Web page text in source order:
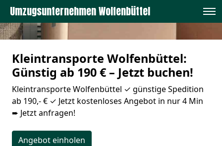
Umzugsunternehmen Wolfenbüttel
Kleintransporte Wolfenbüttel:
Günstig ab 190 € – Jetzt buchen!
Kleintransporte Wolfenbüttel ✓ günstige Spedition
ab 190,- € ✓ Jetzt kostenloses Angebot in nur 4 Min
➨ Jetzt anfragen!
Angebot einholen